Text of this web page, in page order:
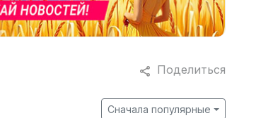
Поделиться
Сначала популярные